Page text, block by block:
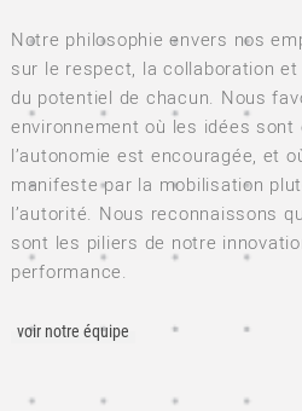
Notre philosophie envers nos
sur le respect, la collaboration
du potentiel de chacun. Nous
environnement où les idées sont
l’autonomie est encouragée, et
manifeste par la mobilisation
l’autorité. Nous reconnaissons
sont les piliers de notre
performance.
voir notre équipe